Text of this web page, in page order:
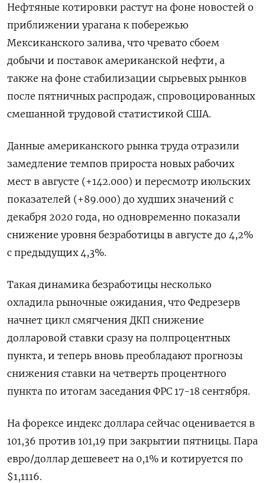
Нефтяные котировки растут на фоне новостей о
приближении урагана к побережью
Мексиканского залива, что чревато сбоем
добычи и поставок американской нефти, а
также на фоне стабилизации сырьевых рынков
после пятничных распродаж, спровоцированных
смешанной трудовой статистикой США.
Данные американского рынка труда отразили
замедление темпов прироста новых рабочих
мест в августе (+142.000) и пересмотр июльских
показателей (+89.000) до худших значений с
декабря 2020 года, но одновременно показали
снижение уровня безработицы в августе до 4,2%
с предыдущих 4,3%.
Такая динамика безработицы несколько
охладила рыночные ожидания, что Федрезерв
начнет цикл смягчения ДКП снижение
долларовой ставки сразу на полпроцентных
пункта, и теперь вновь преобладают прогнозы
снижения ставки на четверть процентного
пункта по итогам заседания ФРС 17-18 сентября.
На форексе индекс доллара сейчас оценивается в
101,36 против 101,19 при закрытии пятницы. Пара
евро/доллар дешевеет на 0,1% и котируется по
$1,1116.